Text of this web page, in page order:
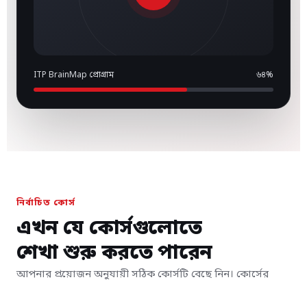
ITP BrainMap প্রোগ্রাম ৬৪%
নির্বাচিত কোর্স
এখন যে কোর্সগুলোতে
শেখা শুরু করতে পারেন
আপনার প্রয়োজন অনুযায়ী সঠিক কোর্সটি বেছে নিন। কোর্সের